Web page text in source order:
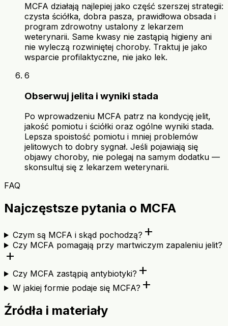
MCFA działają najlepiej jako część szerszej strategii:
czysta ściółka, dobra pasza, prawidłowa obsada i
program zdrowotny ustalony z lekarzem
weterynarii. Same kwasy nie zastąpią higieny ani
nie wyleczą rozwiniętej choroby. Traktuj je jako
wsparcie profilaktyczne, nie jako lek.
6
Obserwuj jelita i wyniki stada
Po wprowadzeniu MCFA patrz na kondycję jelit,
jakość pomiotu i ściółki oraz ogólne wyniki stada.
Lepsza spoistość pomiotu i mniej problemów
jelitowych to dobry sygnał. Jeśli pojawiają się
objawy choroby, nie polegaj na samym dodatku —
skonsultuj się z lekarzem weterynarii.
FAQ
Najczęstsze pytania o MCFA
Czym są MCFA i skąd pochodzą? add
Czy MCFA pomagają przy martwiczym zapaleniu jelit?
add
Czy MCFA zastąpią antybiotyki? add
W jakiej formie podaje się MCFA? add
Źródła i materiały